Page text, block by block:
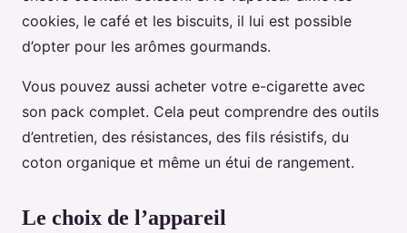
cookies, le café et les biscuits, il lui est possible
d’opter pour les arômes gourmands.
Vous pouvez aussi acheter votre e-cigarette avec
son pack complet. Cela peut comprendre des outils
d’entretien, des résistances, des fils résistifs, du
coton organique et même un étui de rangement.
Le choix de l’appareil